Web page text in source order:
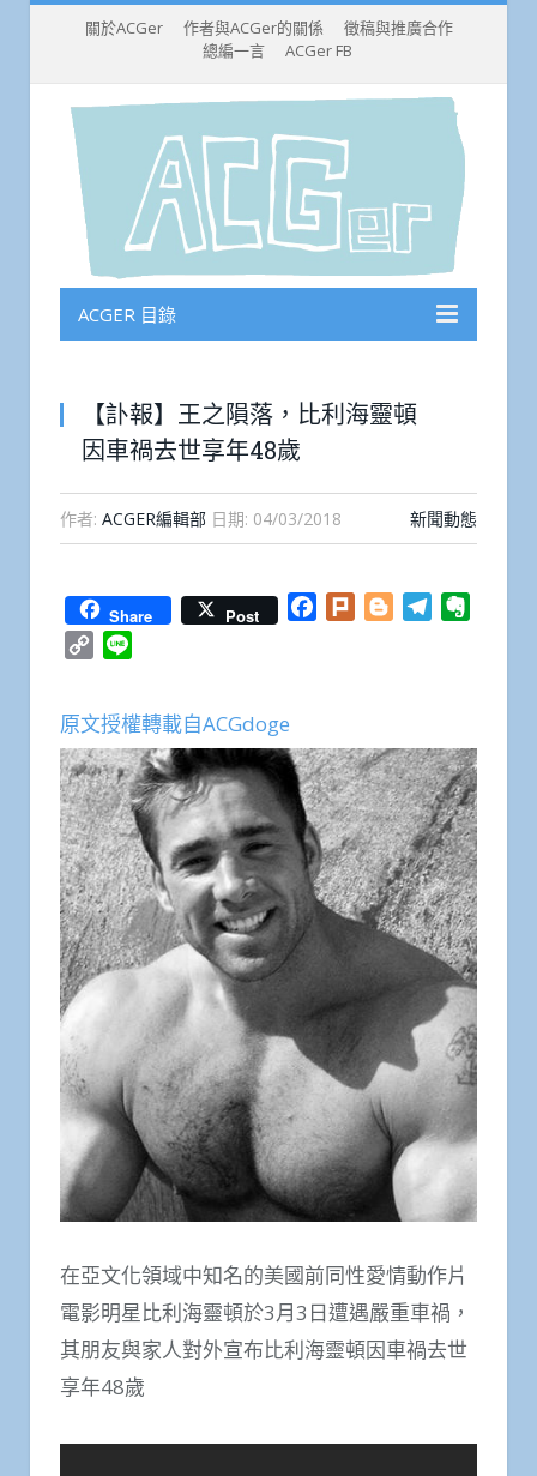
關於ACGer 作者與ACGer的關係
徵稿與推廣合作
總編一言
ACGer FB
ACGER 目錄
【訃報】王之隕落，比利海靈頓
因車禍去世享年48歲
作者: ACGER編輯部 日期: 04/03/2018 新聞動態
Share Post Facebook
Plurk BloggerTelegram
Copy
原文授權轉載自ACGdoge
在亞文化領域中知名的美國前同性愛情動作片
電影明星比利海靈頓於3月3日遭遇嚴重車禍，
其朋友與家人對外宣布比利海靈頓因車禍去世
享年48歲